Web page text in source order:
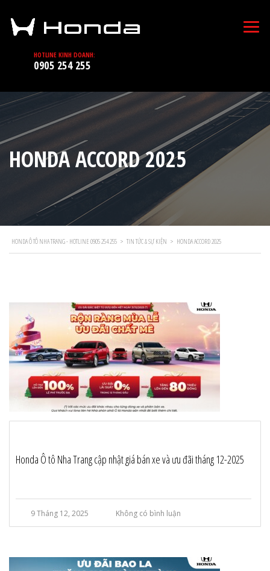
HOTLINE KINH DOANH:
0905 254 255
HONDA ACCORD 2025
HONDA Ô TÔ NHA TRANG - HOTLINE 0905 254 255 > TIN TỨC & SỰ KIỆN > HONDA ACCORD 2025
Honda Ô tô Nha Trang cập nhật giá bán xe và ưu đãi tháng 12-2025
9 Tháng 12, 2025 Không có bình luận